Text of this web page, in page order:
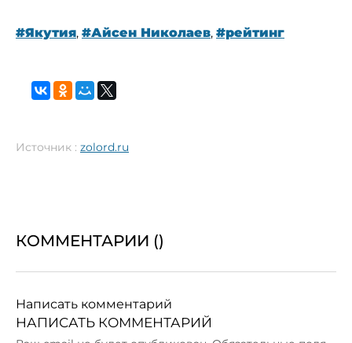
#Якутия, #Айсен Николаев, #рейтинг
Источник : zolord.ru
КОММЕНТАРИИ ()
Написать комментарий
НАПИСАТЬ КОММЕНТАРИЙ